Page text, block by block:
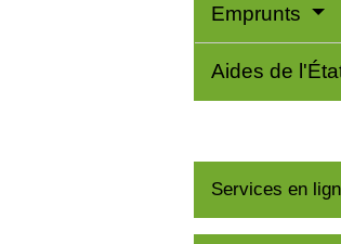
Emprunts
Aides de
Services en